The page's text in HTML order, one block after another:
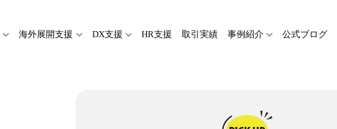
海外展開支援 DX支援 HR支援 取引実績 事例紹介 公式ブログ